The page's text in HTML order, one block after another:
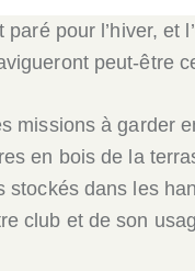
pour l’hiver, et
peut-être
missions à garder
en bois de la
stockés dans les
club et de son